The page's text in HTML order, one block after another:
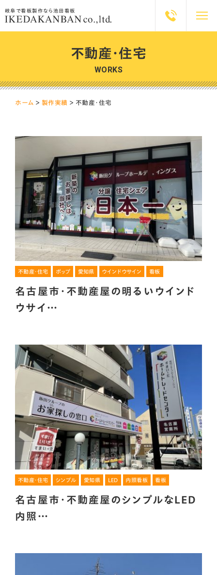
岐阜で看板製作なら池田看板
不動産・住宅
WORKS
ホーム ＞ 製作実績 ＞ 不動産・住宅
不動産・住宅 ポップ 愛知県 ウインドウサイン 看板
名古屋市・不動産屋の明るいウインド
ウサイ…
不動産・住宅 シンプル 愛知県 LED 内照看板 看板
名古屋市・不動産屋のシンプルなLED
内照…